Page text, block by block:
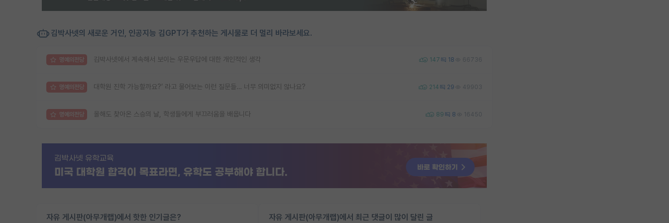
김박사넷의 새로운 거인, 인공지능 김GPT가 추천하는 게시물로 더 멀리 바라보세요.
명예의전당 김박사넷에서 계속해서 보이는 우문우답에 대한 개인적인 생각 147 18 66736
명예의전당 대학원 진학 가능할까요?’ 라고 물어보는 이런 질문들… 너무 의미없지 않나요? 214 29 49903
명예의전당 올해도 찾아온 스승의 날, 학생들에게 부끄러움을 배웁니다 89 8 16450
자유 게시판(아무개랩)에서 핫한 인기글은? 자유 게시판(아무개랩)에서 최근 댓글이 많이 달린 글